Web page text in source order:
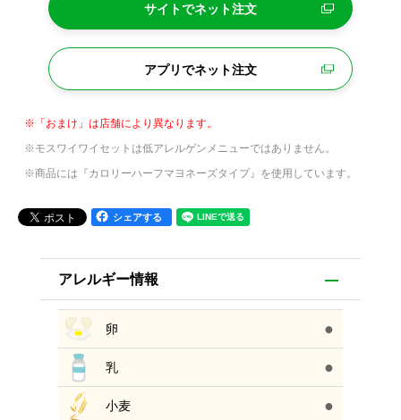
サイトでネット注文
アプリでネット注文
※「おまけ」は店舗により異なります。
※モスワイワイセットは低アレルゲンメニューではありません。
※商品には『カロリーハーフマヨネーズタイプ』を使用しています。
シェアする
アレルギー情報
卵 ●
乳 ●
小麦 ●